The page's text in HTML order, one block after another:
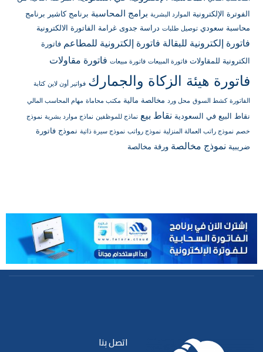
الفوترة الإلكترونية الموارد البشرية برامج المحاسبة برنامج كاشير برنامج
محاسبة سعودي توصيل طلبات دراسة جدوى غرامة الفاتورة الالكترونية
فاتورة إلكترونية للبقالة فاتورة إلكترونية للمطاعم فاتورة
الكترونية للمقاولات فاتورة المبيعات فاتورة مبيعات فاتورة مقاولات
فاتورة هيئة الزكاة والجمارك فواتير أون لاين كتابة
الفاتورة كشط السوق محل ورد مخالصة مالية مكتب محاماة مهام المحاسب المالي
نقاط البيع في السعودية نقاط بيع نماذج للموظفين نماذج موارد بشرية نموذج
خصم نموذج راتب العمالة المنزلية نموذج رواتب نموذج سيرة ذاتية نموذج فاتورة
ضريبية نموذج مخالصة ورقة مخالصة
اتصل بنا